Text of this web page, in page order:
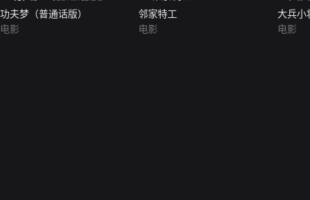
功夫梦（普通话版）
电影
邻家特工
电影
大兵小
电影